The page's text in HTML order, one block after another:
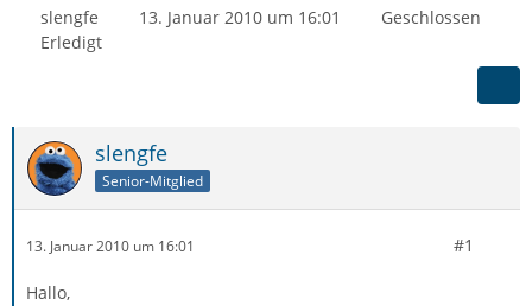
slengfe 13. Januar 2010 um 16:01
Geschlossen
Erledigt
slengfe
Senior-Mitglied
13. Januar 2010 um 16:01 #1
Hallo,